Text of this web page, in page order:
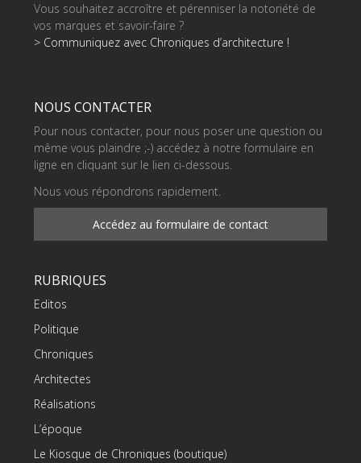
Vous souhaitez accroître et pérenniser la notoriété de
vos marques et savoir-faire ?
> Communiquez avec Chroniques d’architecture !
NOUS CONTACTER
Pour nous contacter, pour nous poser une question ou
même vous plaindre ;-) accédez à notre formulaire en
ligne en cliquant sur le lien ci-dessous.
Nous vous répondrons rapidement.
Accédez au formulaire de contact
RUBRIQUES
Editos
Politique
Chroniques
Architectes
Réalisations
L’époque
Le Kiosque de Chroniques (boutique)